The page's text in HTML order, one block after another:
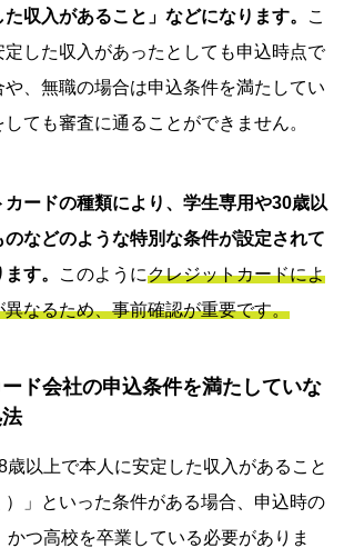
収入があること」などになります。
こ
した収入があったとしても申込時点で
、無職の場合は申込条件を満たしてい
ても審査に通ることができません。
カードの種類により、学生専用や30歳以
のなどのような特別な条件が設定されて
す。
このようにクレジットカードによ
なるため、事前確認が重要です。
ド会社の申込条件を満たしていな
歳以上で本人に安定した収入があること
）」といった条件がある場合、申込時の
つ高校を卒業している必要がありま